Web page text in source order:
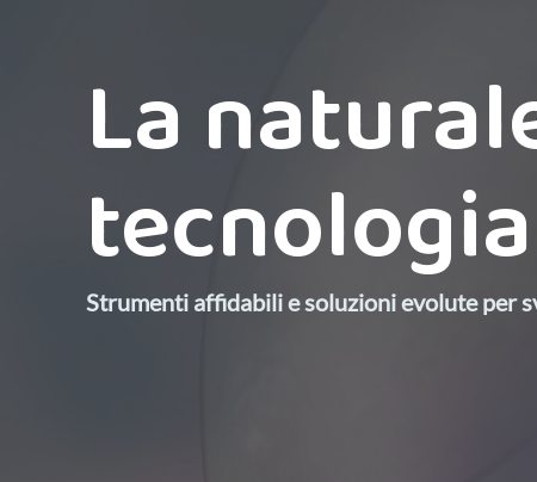
La
tecnologia
Strumenti affidabili e soluzioni evolute per